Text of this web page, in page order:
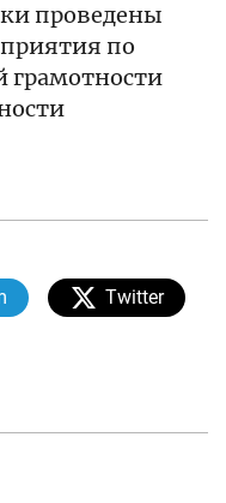
проведены
по
Twitter